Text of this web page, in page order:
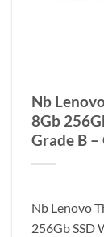
Nb
8Gb
Grade B –
Nb Lenovo
256Gb SSD